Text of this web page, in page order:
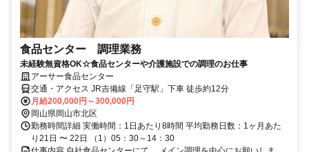
食品センター 調理業務
未経験無資格OK☆食品センターや介護施設での調理のお仕事
アーサー食品センター
交通・アクセス JR吉備線「足守駅」下車 徒歩約12分
月給200,000円～300,000円
岡山県岡山市北区
勤務時間詳細 実働時間：1日あたり8時間 平均勤務日数：1ヶ月あた
り21日 〜 22日 （1）05：30～14：30